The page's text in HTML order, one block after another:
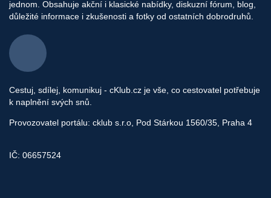
jednom. Obsahuje akční i klasické nabídky, diskuzní fórum, blog,
důležité informace i zkušenosti a fotky od ostatních dobrodruhů.
Cestuj, sdílej, komunikuj - cKlub.cz je vše, co cestovatel potřebuje
k naplnění svých snů.
Provozovatel portálu: cklub s.r.o, Pod Stárkou 1560/35, Praha 4
IČ: 06657524